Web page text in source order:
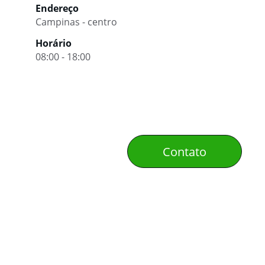
Endereço
Campinas - centro
Horário
08:00 - 18:00
Contato